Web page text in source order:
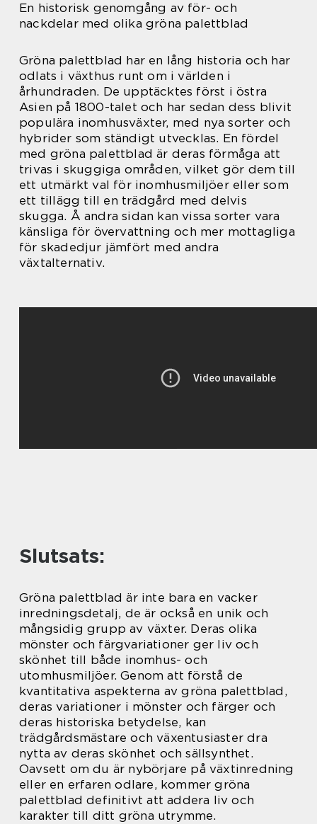
En historisk genomgång av för- och
nackdelar med olika gröna palettblad
Gröna palettblad har en lång historia och har
odlats i växthus runt om i världen i
århundraden. De upptäcktes först i östra
Asien på 1800-talet och har sedan dess blivit
populära inomhusväxter, med nya sorter och
hybrider som ständigt utvecklas. En fördel
med gröna palettblad är deras förmåga att
trivas i skuggiga områden, vilket gör dem till
ett utmärkt val för inomhusmiljöer eller som
ett tillägg till en trädgård med delvis
skugga. Å andra sidan kan vissa sorter vara
känsliga för övervattning och mer mottagliga
för skadedjur jämfört med andra
växtalternativ.
Slutsats:
Gröna palettblad är inte bara en vacker
inredningsdetalj, de är också en unik och
mångsidig grupp av växter. Deras olika
mönster och färgvariationer ger liv och
skönhet till både inomhus- och
utomhusmiljöer. Genom att förstå de
kvantitativa aspekterna av gröna palettblad,
deras variationer i mönster och färger och
deras historiska betydelse, kan
trädgårdsmästare och växentusiaster dra
nytta av deras skönhet och sällsynthet.
Oavsett om du är nybörjare på växtinredning
eller en erfaren odlare, kommer gröna
palettblad definitivt att addera liv och
karakter till ditt gröna utrymme.